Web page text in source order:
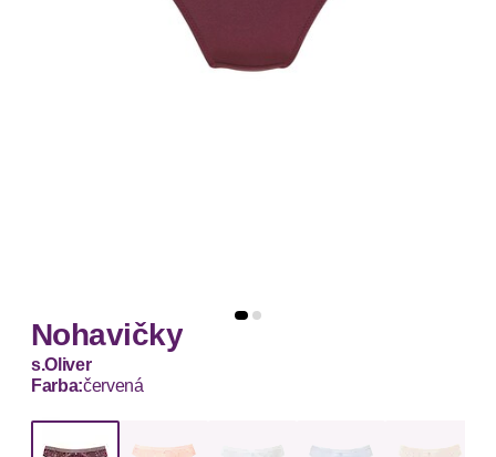
Nohavičky
s.Oliver
Farba:červená